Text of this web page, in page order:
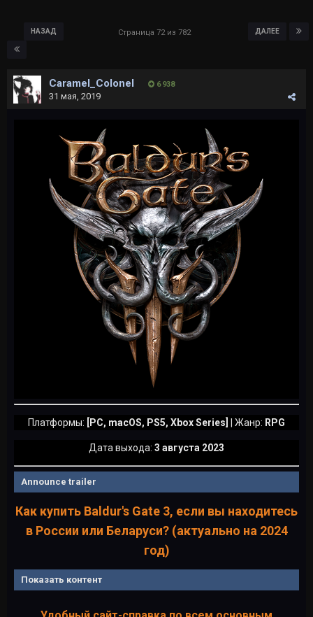
НАЗАД ДАЛЕЕ
Страница 72 из 782
Caramel_Colonel 6 938
31 мая, 2019
Платформы: [PC, macOS, PS5, Xbox Series] | Жанр: RPG
Дата выхода: 3 августа 2023
Announce trailer
Как купить Baldur's Gate 3, если вы находитесь
в России или Беларуси? (актуально на 2024
год)
Показать контент